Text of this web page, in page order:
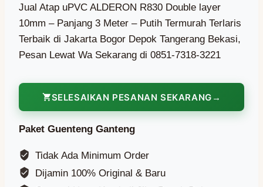
Jual Atap uPVC ALDERON R830 Double layer
10mm – Panjang 3 Meter – Putih Termurah Terlaris
Terbaik di Jakarta Bogor Depok Tangerang Bekasi,
Pesan Lewat Wa Sekarang di 0851-7318-3221
SELESAIKAN PESANAN SEKARANG
Paket Guenteng Ganteng
Tidak Ada Minimum Order
Dijamin 100% Original & Baru